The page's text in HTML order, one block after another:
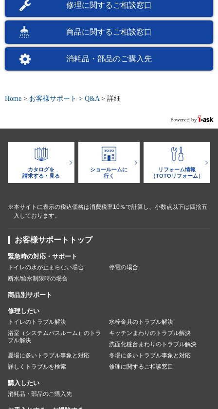
修理に関するご相談窓口
商品に関するご相談窓口
消耗品・部品のご購入先
Home > お客様サポート > Q&A > 詳細
カタログを
請求する・見る
ショールームに
行く
リフォーム情報
（TOTOリフォーム）
※本サイトに表示の税込価格は消費税率10％で計算し、小数点以下は四捨五
入しております。
お客様サポートトップ
緊急時の対応・サポート
トイレの水が止まらない場合
停電の場合
断水/給水制限時の場合
商品別サポート
修理したい
トイレのトラブル解決
水栓金具のトラブル解決
浴室（システムバスルーム）のトラ
ブル解決
キッチンまわりのトラブル解決
洗面化粧台まわりのトラブル解決
夏場に多いトラブル事象と対応
冬場に多いトラブル事象と対応
詳しくトラブルを検索
修理に関するご相談窓口
購入したい
消耗品・部品のご購入先